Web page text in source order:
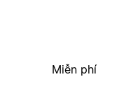
Miễn phí